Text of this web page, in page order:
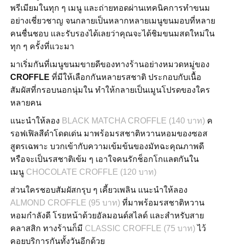
พรีเมียมในทุก ๆ เมนู และถ่ายทอดผ่านเทคนิคการทำขนม
อย่างเชี่ยวชาญ จนกลายเป็นหลากหลายเมนูขนมอบที่หลาย
คนชื่นชอบ และรับรองได้เลยว่าคุณจะได้ชิมขนมสดใหม่ใน
ทุก ๆ ครั้งที่แวะมา
มาเริ่มกันที่เมนูขนมขายดีของทางร้านอย่างหมวดหมู่ของ
CROFFLE ที่มีให้เลือกกันหลายรสชาติ ประกอบกับเนื้อ
สัมผัสที่กรอบนอกนุ่มใน ทำให้กลายเป็นเมูนโปรดของใคร
หลายคน
แนะนำให้ลอง BLACK MATCHA CROFFLE (140 บาท) ค
รอฟเฟิลสีดำโดดเด่น มาพร้อมรสชาติหวานหอมของซอส
สูตรเฉพาะ บวกเข้ากับความเข้มข้นของมัทฉะคุณภาพดี
หรือจะเป็นรสชาติเข้ม ๆ เอาใจคนรักช็อกโกแลตกันใน
เมนู CHOCOLATE CROFFLE (120 บาท)
ส่วนใครชอบสัมผัสกรุบ ๆ เคี้ยวเพลิน แนะนำให้ลอง
ALMOND CROFFLE (95 บาท) ที่มาพร้อมรสชาติหวาน
หอมกำลังดี โรยหน้าด้วยอัลมอนด์สไลด์ และสำหรับสาย
คลาสสิก ทางร้านก็มี CLASSIC CROFFLE (75 บาท)ไว้
คอยบริการกันทั้งวันอีกด้วย